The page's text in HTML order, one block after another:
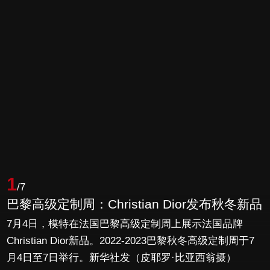
1/7
巴黎高级定制周：Christian Dior发布秋冬新品
7月4日，模特在法国巴黎高级定制周上展示法国品牌
Christian Dior新品。2022-2023巴黎秋冬高级定制周于7
月4日至7日举行。新华社发（皮耶罗·比亚西翁摄）